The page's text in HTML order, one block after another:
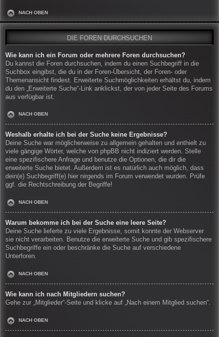
NACH OBEN
DIE FOREN DURCHSUCHEN
Wie kann ich ein Forum oder mehrere Foren durchsuchen?
Du kannst die Foren durchsuchen, indem du einen Suchbegriff in die
Suchbox eingibst, die du in der Foren-Übersicht, der Foren- oder
Themenansicht findest. Erweiterte Suchmöglichkeiten erhältst du, indem
du den „Erweiterte Suche“-Link anklickst, der von jeder Seite des Forums
aus verfügbar ist.
NACH OBEN
Weshalb erhalte ich bei der Suche keine Ergebnisse?
Deine Suche war möglicherweise zu allgemein gehalten und enthielt zu
viele gängige Wörter, welche von phpBB nicht indiziert werden. Stelle
eine spezifischere Anfrage und benutze die Optionen, die dir die
erweiterte Suche bietet. Außerdem ist es natürlich auch möglich, dass
dein(e) Suchbegriff(e) hier nirgends im Forum verwendet wurden. Prüfe
ggf. die Rechtschreibung der Begriffe!
NACH OBEN
Warum bekomme ich bei der Suche eine leere Seite?
Deine Suche lieferte zu viele Ergebnisse, somit konnte der Webserver
sie nicht verarbeiten. Benutze die erweiterte Suche und gib spezifischere
Suchbegriffe ein oder beschränke die Suche auf verschiedene
Unterforen.
NACH OBEN
Wie kann ich nach Mitgliedern suchen?
Gehe zur „Mitglieder“-Seite und klicke auf „Nach einem Mitglied suchen“.
NACH OBEN